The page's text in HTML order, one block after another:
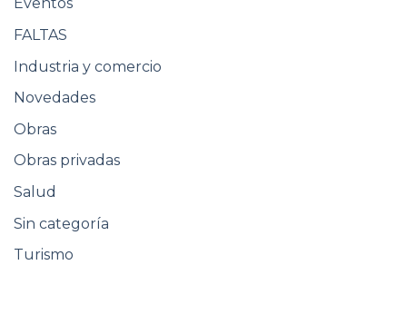
Eventos
FALTAS
Industria y comercio
Novedades
Obras
Obras privadas
Salud
Sin categoría
Turismo